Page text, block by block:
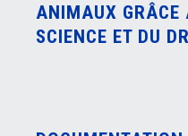
ANIMAUX GRÂCE
SCIENCE ET DU